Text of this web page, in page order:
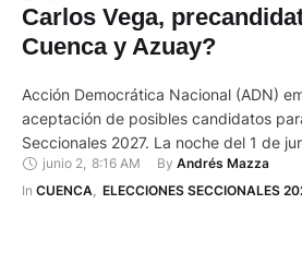
Carlos Vega,
Cuenca y Azuay?
Acción Democrática Nacional (ADN)
aceptación de posibles candidatos
Seccionales 2027. La noche del 1 de
redes sociales, el movimiento político
difundió los nombres de sus
junio 2 8:16 AM By Andrés Mazza
In CUENCA, ELECCIONES SECCIONALES